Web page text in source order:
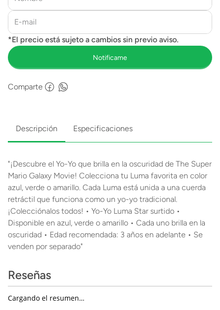
Comparte
Descripción Especificaciones
"¡Descubre el Yo-Yo que brilla en la oscuridad de The Super
Mario Galaxy Movie! Colecciona tu Luma favorita en color
azul, verde o amarillo. Cada Luma está unida a una cuerda
retráctil que funciona como un yo-yo tradicional.
¡Colecciónalos todos! • Yo-Yo Luma Star surtido •
Disponible en azul, verde o amarillo • Cada uno brilla en la
oscuridad • Edad recomendada: 3 años en adelante • Se
venden por separado"
Reseñas
Cargando el resumen…